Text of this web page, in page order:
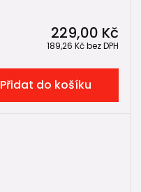
229,00 Kč
189,26 Kčbez DPH
Přidat do košíku